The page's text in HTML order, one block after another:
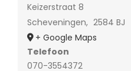
Keizerstraat 8
Scheveningen, 2584 BJ
+ Google Maps
Telefoon
070-3554372